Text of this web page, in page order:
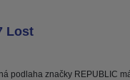
Lost
podlaha značky REPUBLIC